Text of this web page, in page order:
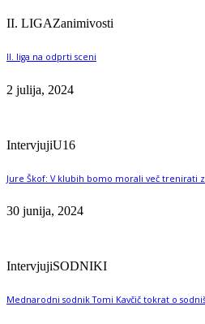
II. LIGAZanimivosti
II. liga na odprti sceni
2 julija, 2024
IntervjujiU16
Jure Škof: V klubih bomo morali več trenirati
30 junija, 2024
IntervjujiSODNIKI
Mednarodni sodnik Tomi Kavčič tokrat o